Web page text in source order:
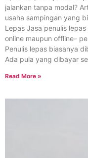
jalankan tanpa modal?
usaha sampingan yang
Lepas Jasa penulis
online maupun offline–
Penulis lepas biasanya
Ada pula yang dibayar
Read More »